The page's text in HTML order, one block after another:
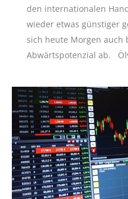
den internationalen
wieder etwas günstiger
sich heute Morgen auch
Abwärtspotenzial ab.